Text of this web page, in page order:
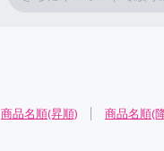
商品名順(昇順) 商品名順(